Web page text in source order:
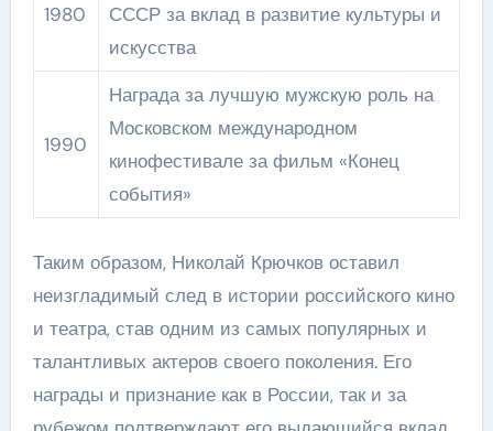
1980
СССР за вклад в развитие культуры и
искусства
1990
Награда за лучшую мужскую роль на
Московском международном
кинофестивале за фильм «Конец
события»
Таким образом, Николай Крючков оставил
неизгладимый след в истории российского кино
и театра, став одним из самых популярных и
талантливых актеров своего поколения. Его
награды и признание как в России, так и за